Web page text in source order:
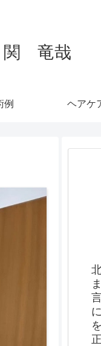
関 竜哉
例 ヘアケ